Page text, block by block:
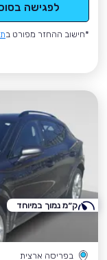
לפגישה
*חישוב ההחזר מפורט ב
בפריסה ארצית
ק״מ נמוך במיוחד